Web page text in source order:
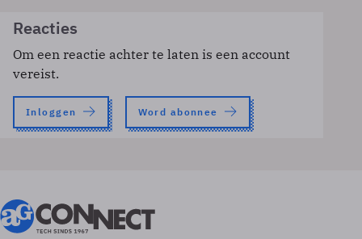
Reacties
Om een reactie achter te laten is een account
vereist.
Inloggen Word abonnee